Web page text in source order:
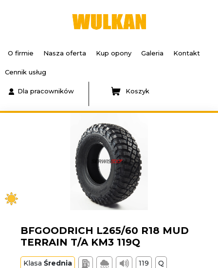
O firmie Nasza oferta Kup opony Galeria Kontakt
Cennik usług
Dla pracowników Koszyk
BFGOODRICH L265/60 R18 MUD
TERRAIN T/A KM3 119Q
KlasaŚrednia 119 Q